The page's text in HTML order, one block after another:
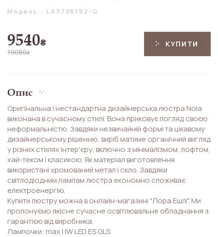
Модель:: LA3726192-Q
9540₴
19080₴
КУПИТИ
Опис
Оригінальна і нестандартна дизайнерська люстра Nola
виконана в сучасному стилі. Вона приковує погляд своєю
неформальністю. Завдяки незвичайній формі та цікавому
дизайнерському рішенню, виріб матиме органічний вигляд
у різних стилях інтер'єру, включно з мінімалізмом, лофтом,
хай-теком і класикою. Як матеріал виготовлення
використані хромований метал і скло. Завдяки
світлодіодним лампам люстра економно споживає
електроенергію.
Купити люстру можна в онлайн-магазині "Лора Ешлі". Ми
пропонуємо якісне сучасне освітлювальне обладнання з
гарантією від виробника.
Лампочки: max I IW LED ES GLS